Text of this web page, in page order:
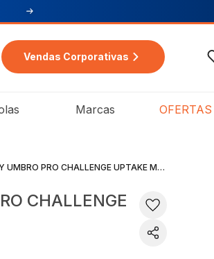
Vendas Corporativas
Marcas OFERTAS
CHUTEIRA SOCIETY UMBRO PRO CHALLENGE UPTAKE MASCULINA
CHALLENGE